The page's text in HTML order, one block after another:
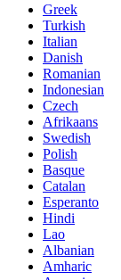
Greek
Turkish
Italian
Danish
Romanian
Indonesian
Czech
Afrikaans
Swedish
Polish
Basque
Catalan
Esperanto
Hindi
Lao
Albanian
Amharic